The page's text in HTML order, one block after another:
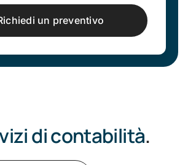
un preventivo
di contabilità.